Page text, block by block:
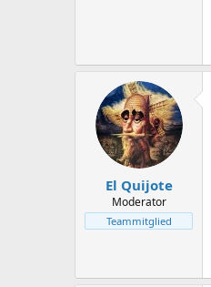
El Quijote
Moderator
Teammitglied